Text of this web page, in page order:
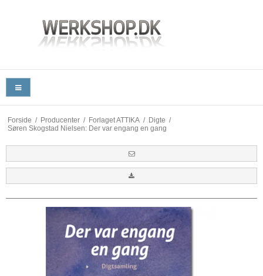
Forside / Producenter / Forlaget ATTIKA / Digte /
Søren Skogstad Nielsen: Der var engang en gang